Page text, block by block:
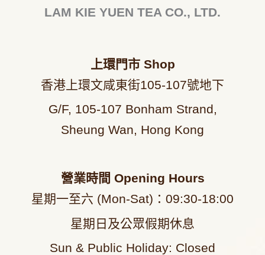
LAM KIE YUEN TEA CO., LTD.
上環門市 Shop
香港上環文咸東街105-107號地下
G/F, 105-107 Bonham Strand,
Sheung Wan, Hong Kong
營業時間 Opening Hours
星期一至六 (Mon-Sat)：09:30-18:00
星期日及公眾假期休息
Sun & Public Holiday: Closed